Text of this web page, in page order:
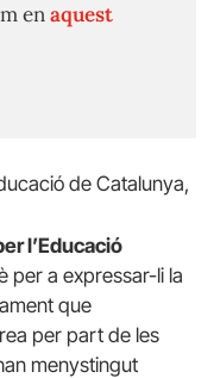
enaquest
de Catalunya,
l’Educació
per a expressar-li la
que
per part de les
menystingut